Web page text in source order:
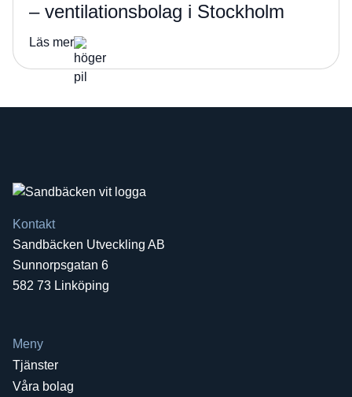
– ventilationsbolag i Stockholm
Läs mer
Kontakt
Sandbäcken Utveckling AB
Sunnorpsgatan 6
582 73 Linköping
Meny
Tjänster
Våra bolag